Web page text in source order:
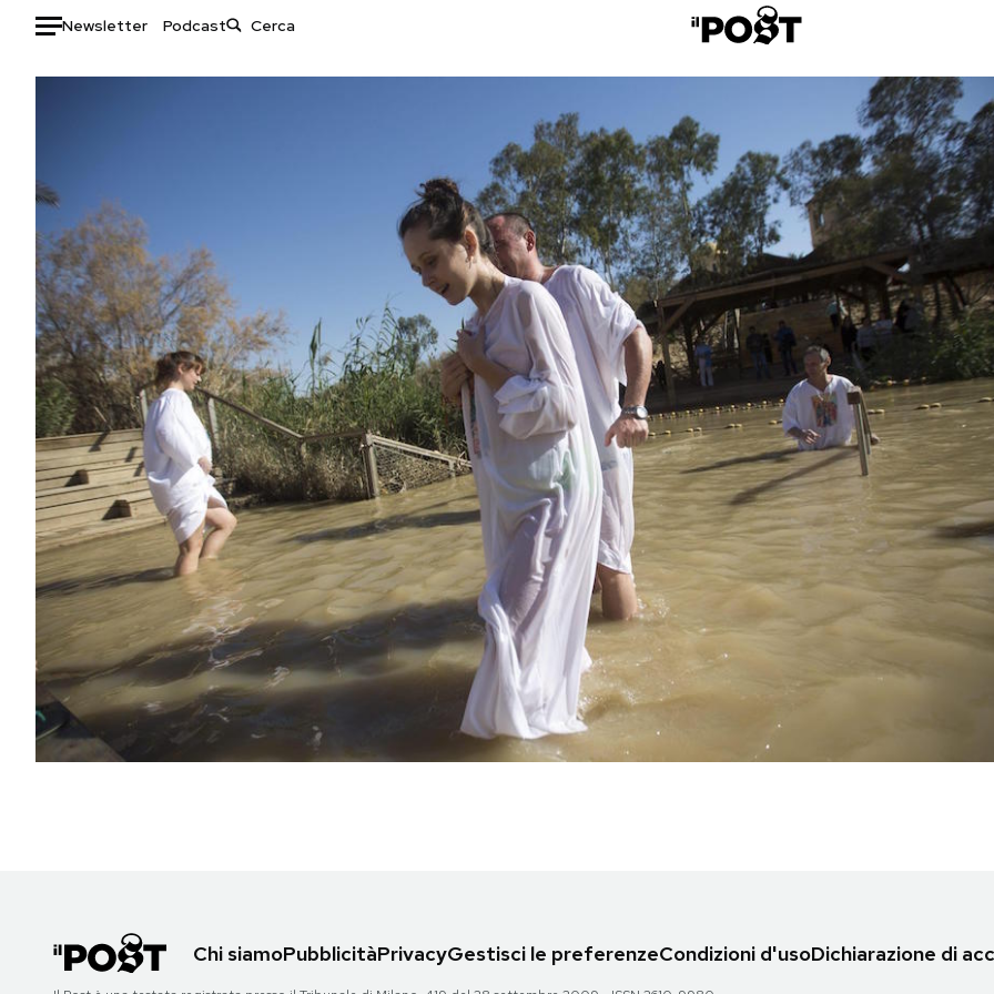
Newsletter Podcast
Auto
Mondo
Politica
Tecnologia
Internet
Scienza
Cultura
Economia
Sport
Ok Boomer!
Media
Europa
Altrecose
Mondiali calcio 2026
PODCAST
NEWSLETTER
I MIEI PREFERITI
SHOP
Area PersonaleChi siamoPubblicitàPrivacyGestisci le preferenzeCondizioni d'usoDichiarazione di